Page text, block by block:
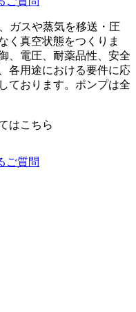
ガスや蒸気を移送・圧
く真空状態をつくりま
、電圧、耐薬品性、安全
各用途における要件に応
ております。ポンプは全
はこちら
ご質問